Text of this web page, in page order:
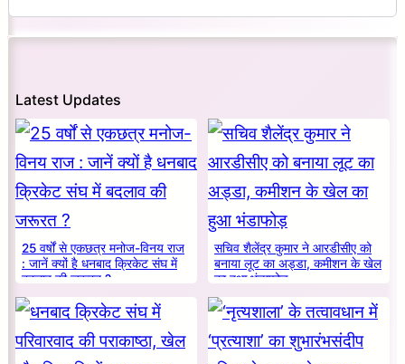
Latest Updates
25 वर्षों से एकछत्र मनोज-विनय राज
: जानें क्यों है धनबाद क्रिकेट संघ में
बदलाव की जरूरत ?
सचिव शैलेंद्र कुमार ने आरडीसीए को
बनाया लूट का अड्डा, कमीशन के खेल
का हुआ भंडाफोड़